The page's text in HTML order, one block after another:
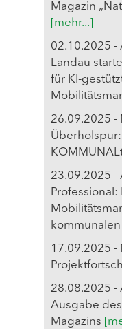
Magazin
[mehr...]
02.10.2025 -
Landau
für KI-
26.09.2025 -
23.09.2025 -
Professional:
kommunalen
17.09.2025 -
28.08.2025 -
Ausgabe
Magazins